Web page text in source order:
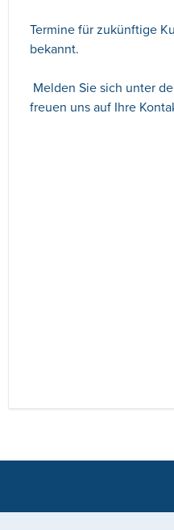
Termine für zukünftige
bekannt.
Melden Sie sich unter
freuen uns auf Ihre